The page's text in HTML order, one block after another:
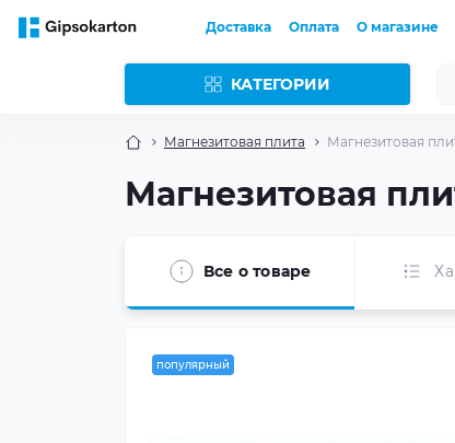
Доставка Оплата О магазине
КАТЕГОРИИ
Магнезитовая плита Магнезитовая
Магнезитовая
Все о товаре
популярный